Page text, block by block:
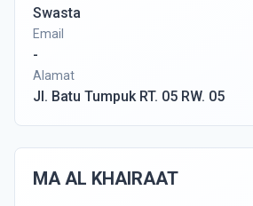
Swasta
Email
-
Alamat
Jl. Batu Tumpuk RT. 05 RW. 05
MA AL KHAIRAAT